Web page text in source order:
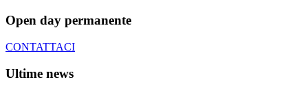
Open day permanente
CONTATTACI
Ultime news